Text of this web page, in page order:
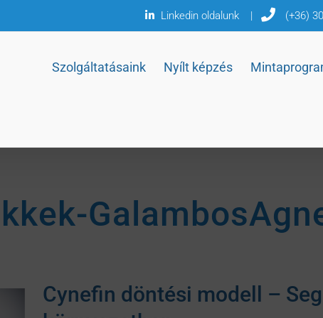
Linkedin oldalunk | (+36)
Szolgáltatásaink Nyílt képzés
Cynefin döntési modell –